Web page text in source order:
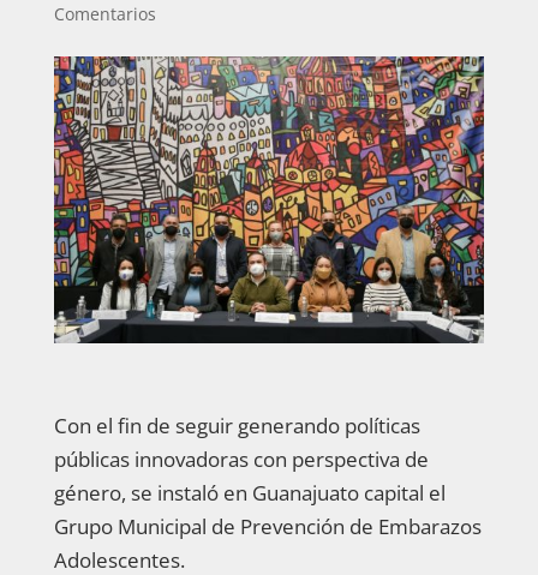
Comentarios
Con el fin de seguir generando políticas
públicas innovadoras con perspectiva de
género, se instaló en Guanajuato capital el
Grupo Municipal de Prevención de Embarazos
Adolescentes.